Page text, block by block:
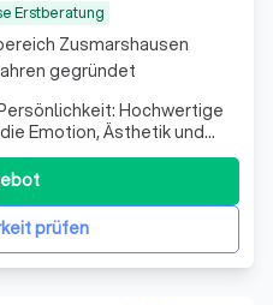
Erstberatung
Hochwertige
Emotion, Ästhetik und
verbinden – für Marken mit
prüfen
Zusmarshausen
gegründet